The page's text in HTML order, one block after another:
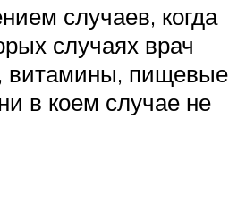
случаев, когда
случаях врач
витамины, пищевые
в коем случае не